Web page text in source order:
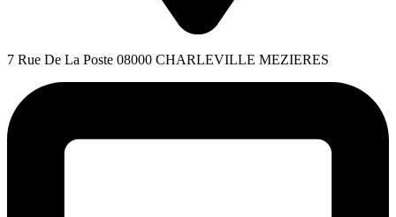
7 Rue De La Poste 08000 CHARLEVILLE MEZIERES